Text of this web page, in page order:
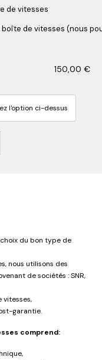
de vitesses
de vitesses (nous
150,00 €
l'option ci-dessus
du bon type de
nous utilisons des
de sociétés : SNR,
vitesses,
garantie.
comprend: